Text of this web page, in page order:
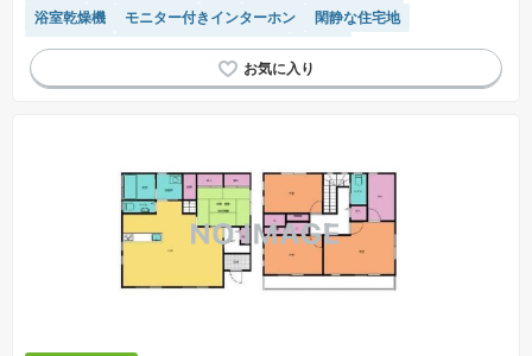
浴室乾燥機
モニター付きインターホン
閑静な住宅地
窓付き浴室
接面道路の幅が６m以上 平坦地